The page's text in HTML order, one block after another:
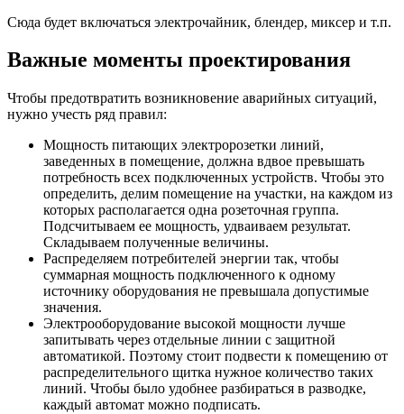
Сюда будет включаться электрочайник, блендер, миксер и т.п.
Важные моменты проектирования
Чтобы предотвратить возникновение аварийных ситуаций,
нужно учесть ряд правил:
Мощность питающих электророзетки линий,
заведенных в помещение, должна вдвое превышать
потребность всех подключенных устройств. Чтобы это
определить, делим помещение на участки, на каждом из
которых располагается одна розеточная группа.
Подсчитываем ее мощность, удваиваем результат.
Складываем полученные величины.
Распределяем потребителей энергии так, чтобы
суммарная мощность подключенного к одному
источнику оборудования не превышала допустимые
значения.
Электрооборудование высокой мощности лучше
запитывать через отдельные линии с защитной
автоматикой. Поэтому стоит подвести к помещению от
распределительного щитка нужное количество таких
линий. Чтобы было удобнее разбираться в разводке,
каждый автомат можно подписать.